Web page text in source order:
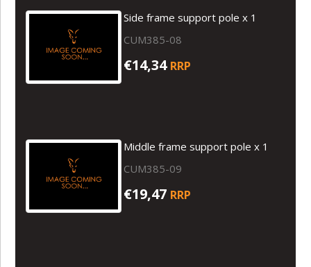
Side frame support pole x 1
CUM385-08
€14,34 RRP
Middle frame support pole x 1
CUM385-09
€19,47 RRP